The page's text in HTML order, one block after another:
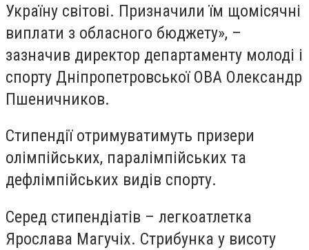
Україну світові. Призначили їм щомісячні
виплати з обласного бюджету», –
зазначив директор департаменту молоді і
спорту Дніпропетровської ОВА Олександр
Пшеничников.
Стипендії отримуватимуть призери
олімпійських, паралімпійських та
дефлімпійських видів спорту.
Серед стипендіатів – легкоатлетка
Ярослава Магучіх. Стрибунка у висоту